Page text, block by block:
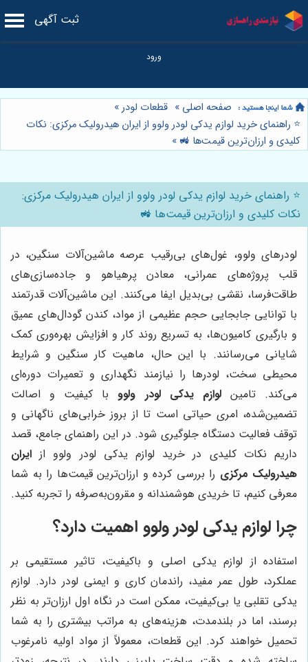
ثبت آگهی
صفحه اصلی » قطعات لودر»
⭐️ راهنمای خرید لوازم یدکی لودر ولوو از ایران هیدرولیک مرکزی: نکات
کلیدی و ارزان‌ترین قیمت‌ها 🚜 »
⭐️ راهنمای خرید لوازم یدکی لودر ولوو از ایران هیدرولیک مرکزی:
نکات کلیدی و ارزان‌ترین قیمت‌ها 🚜
لودرهای ولوو، غول‌های بی‌رقیب عرصه ماشین‌آلات سنگین، در
قلب پروژه‌های عمرانی، معادن پرهیاهو و جاده‌سازی‌های
طاقت‌فرسا، نقشی بی‌بدیل ایفا می‌کنند. این ماشین‌آلات قدرتمند
با توانایی جابجایی حجم عظیمی از مواد، کندن گودال‌های عمیق
و بارگیری کامیون‌ها، به تسریع روند کار و افزایش بهره‌وری کمک
شایانی می‌رسانند. با این حال، ماهیت کار سنگین و شرایط
محیطی سخت، لودرها را نیازمند نگهداری و تعمیرات دوره‌ای
می‌کند. تامینلوازم یدکی لودر ولووبا کیفیت و اصالت
تضمین‌شده، امری حیاتی است تا از بروز خرابی‌های ناگهانی و
توقف فعالیت دستگاه جلوگیری شود. در این راهنمای جامع، قصد
داریم نکات کلیدی در خرید لوازم یدکی لودر ولوو از ایران
هیدرولیک مرکزی را بررسی کرده و ارزان‌ترین قیمت‌ها را به شما
معرفی کنیم، تا خریدی هوشمندانه و مقرون‌به‌صرفه را تجربه کنید.
چرا لوازم یدکی لودر ولوو اهمیت دارد؟
استفاده از لوازم یدکی اصلی و باکیفیت، تاثیر مستقیمی بر
عملکرد، طول عمر مفید، راندمان کاری و ایمنی لودر دارد. لوازم
یدکی تقلبی یا بی‌کیفیت، ممکن است در نگاه اول ارزان‌تر به نظر
برسند، اما در بلندمدت، هزینه‌های به مراتب بیشتری را به شما
تحمیل خواهند کرد. این قطعات، معمولاً از مواد اولیه نامرغوب